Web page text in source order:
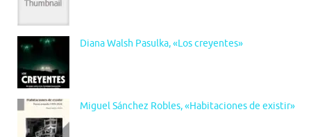
Diana Walsh Pasulka, «Los creyentes»
Miguel Sánchez Robles, «Habitaciones de existir»